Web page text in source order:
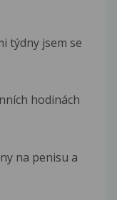
týdny jsem se
hodinách
na penisu a